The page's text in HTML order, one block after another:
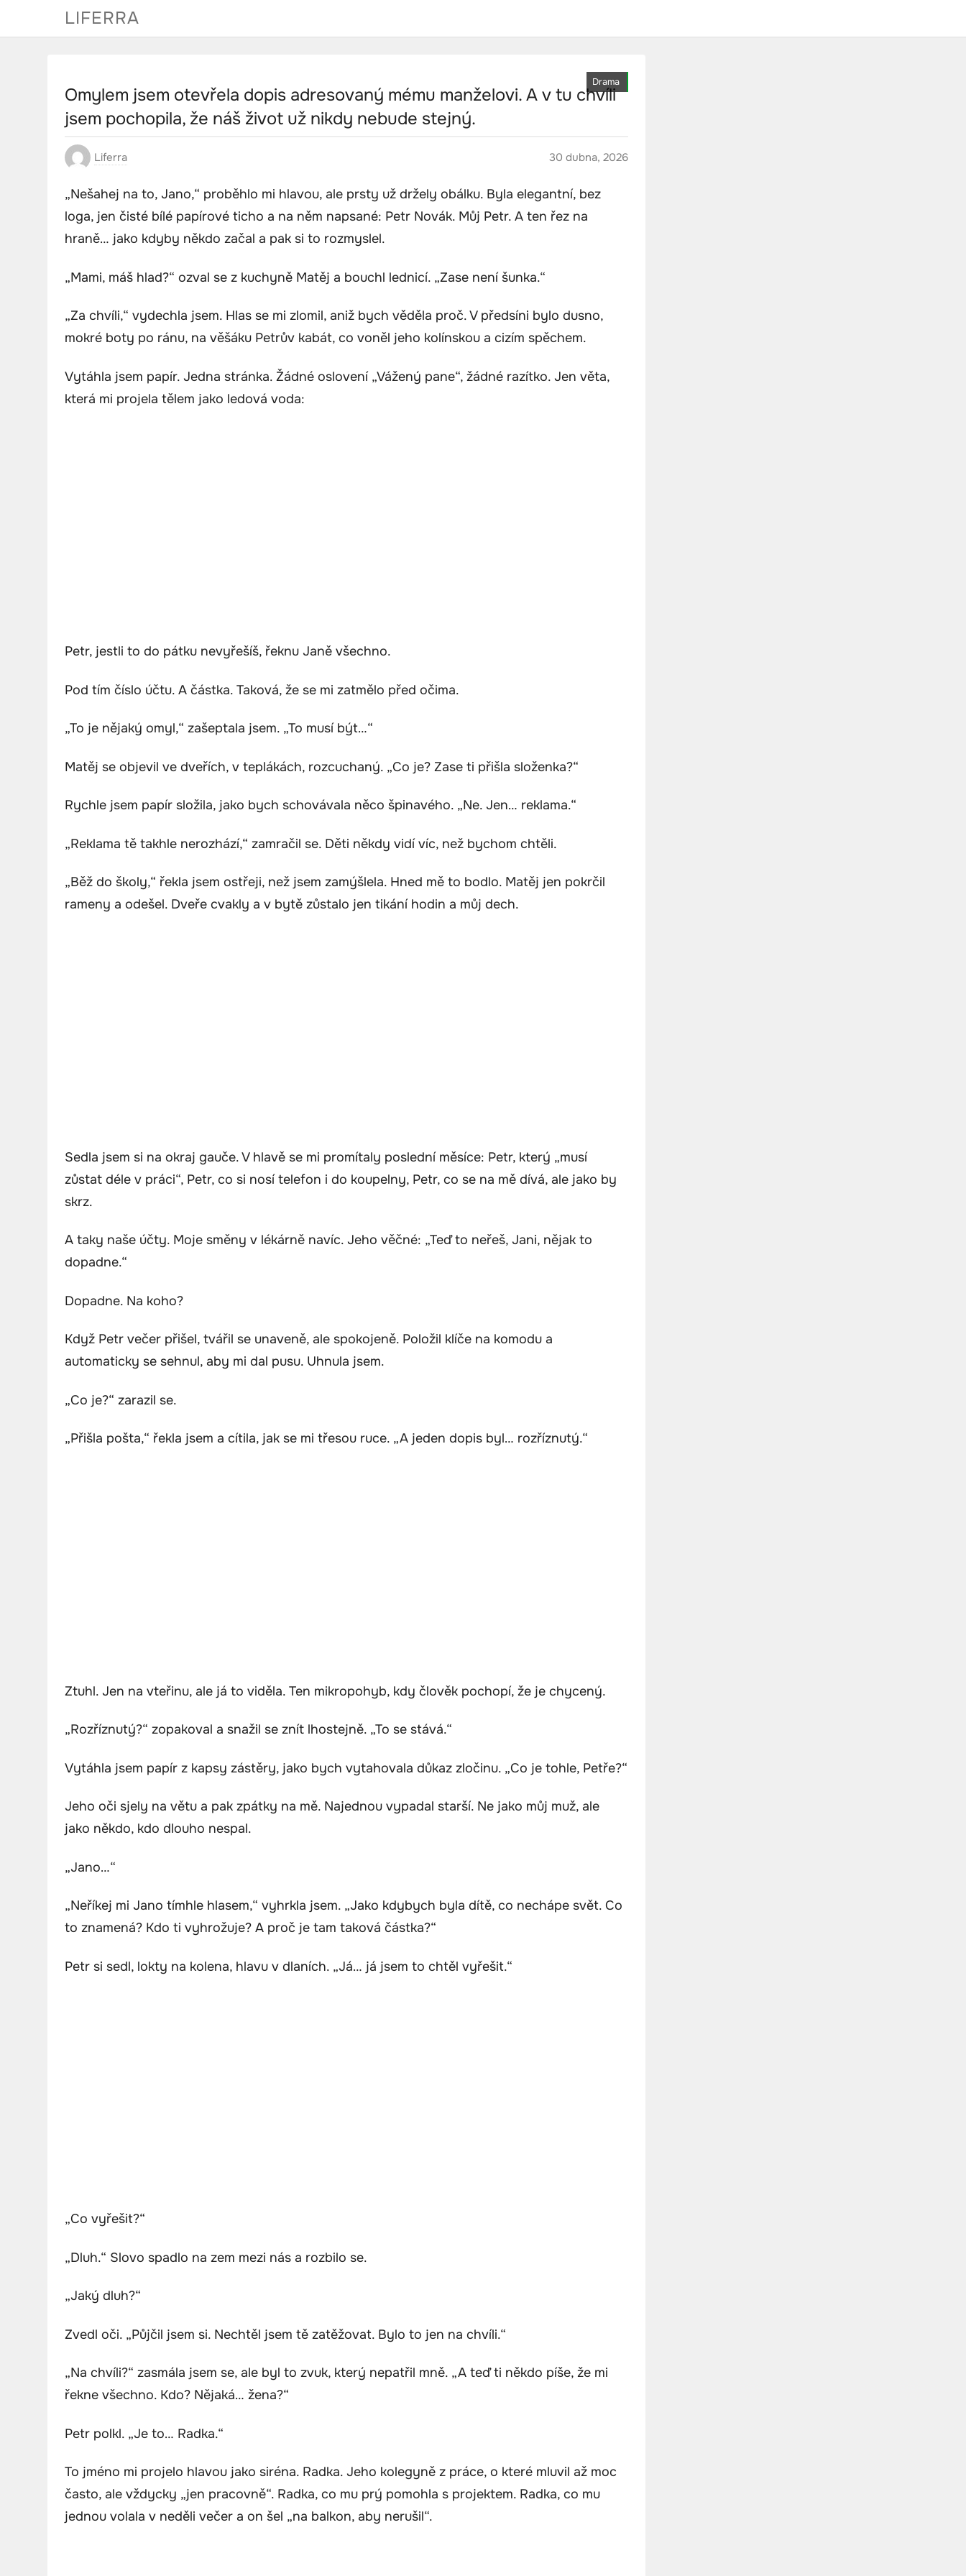
LIFERRA
Drama
Omylem jsem otevřela dopis adresovaný mému manželovi. A v tu chvíli
jsem pochopila, že náš život už nikdy nebude stejný.
Liferra 30 dubna, 2026
„Nešahej na to, Jano,“ proběhlo mi hlavou, ale prsty už držely obálku. Byla elegantní, bez
loga, jen čisté bílé papírové ticho a na něm napsané: Petr Novák. Můj Petr. A ten řez na
hraně… jako kdyby někdo začal a pak si to rozmyslel.
„Mami, máš hlad?“ ozval se z kuchyně Matěj a bouchl lednicí. „Zase není šunka.“
„Za chvíli,“ vydechla jsem. Hlas se mi zlomil, aniž bych věděla proč. V předsíni bylo dusno,
mokré boty po ránu, na věšáku Petrův kabát, co voněl jeho kolínskou a cizím spěchem.
Vytáhla jsem papír. Jedna stránka. Žádné oslovení „Vážený pane“, žádné razítko. Jen věta,
která mi projela tělem jako ledová voda:
Petr, jestli to do pátku nevyřešíš, řeknu Janě všechno.
Pod tím číslo účtu. A částka. Taková, že se mi zatmělo před očima.
„To je nějaký omyl,“ zašeptala jsem. „To musí být…“
Matěj se objevil ve dveřích, v teplákách, rozcuchaný. „Co je? Zase ti přišla složenka?“
Rychle jsem papír složila, jako bych schovávala něco špinavého. „Ne. Jen… reklama.“
„Reklama tě takhle nerozhází,“ zamračil se. Děti někdy vidí víc, než bychom chtěli.
„Běž do školy,“ řekla jsem ostřeji, než jsem zamýšlela. Hned mě to bodlo. Matěj jen pokrčil
rameny a odešel. Dveře cvakly a v bytě zůstalo jen tikání hodin a můj dech.
Sedla jsem si na okraj gauče. V hlavě se mi promítaly poslední měsíce: Petr, který „musí
zůstat déle v práci“, Petr, co si nosí telefon i do koupelny, Petr, co se na mě dívá, ale jako by
skrz.
A taky naše účty. Moje směny v lékárně navíc. Jeho věčné: „Teď to neřeš, Jani, nějak to
dopadne.“
Dopadne. Na koho?
Když Petr večer přišel, tvářil se unaveně, ale spokojeně. Položil klíče na komodu a
automaticky se sehnul, aby mi dal pusu. Uhnula jsem.
„Co je?“ zarazil se.
„Přišla pošta,“ řekla jsem a cítila, jak se mi třesou ruce. „A jeden dopis byl… rozříznutý.“
Ztuhl. Jen na vteřinu, ale já to viděla. Ten mikropohyb, kdy člověk pochopí, že je chycený.
„Rozříznutý?“ zopakoval a snažil se znít lhostejně. „To se stává.“
Vytáhla jsem papír z kapsy zástěry, jako bych vytahovala důkaz zločinu. „Co je tohle, Petře?“
Jeho oči sjely na větu a pak zpátky na mě. Najednou vypadal starší. Ne jako můj muž, ale
jako někdo, kdo dlouho nespal.
„Jano…“
„Neříkej mi Jano tímhle hlasem,“ vyhrkla jsem. „Jako kdybych byla dítě, co nechápe svět. Co
to znamená? Kdo ti vyhrožuje? A proč je tam taková částka?“
Petr si sedl, lokty na kolena, hlavu v dlaních. „Já… já jsem to chtěl vyřešit.“
„Co vyřešit?“
„Dluh.“ Slovo spadlo na zem mezi nás a rozbilo se.
„Jaký dluh?“
Zvedl oči. „Půjčil jsem si. Nechtěl jsem tě zatěžovat. Bylo to jen na chvíli.“
„Na chvíli?“ zasmála jsem se, ale byl to zvuk, který nepatřil mně. „A teď ti někdo píše, že mi
řekne všechno. Kdo? Nějaká… žena?“
Petr polkl. „Je to… Radka.“
To jméno mi projelo hlavou jako siréna. Radka. Jeho kolegyně z práce, o které mluvil až moc
často, ale vždycky „jen pracovně“. Radka, co mu prý pomohla s projektem. Radka, co mu
jednou volala v neděli večer a on šel „na balkon, aby nerušil“.